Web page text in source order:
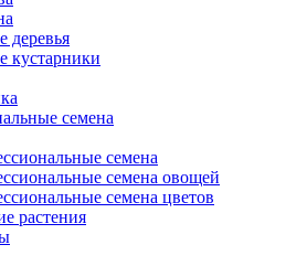
деревья
кустарники
семена
семена
семена овощей
семена цветов
растения